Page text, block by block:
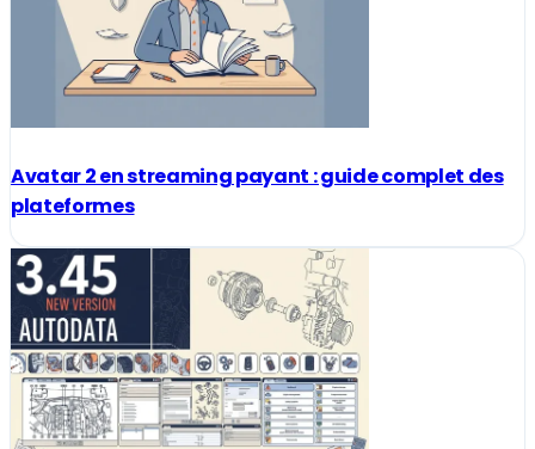
Avatar 2 en streaming payant : guide complet des
plateformes